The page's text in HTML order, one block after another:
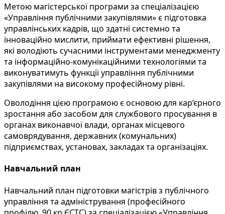
Метою магістерської програми за спеціалізацією
«Управління публічними закупівлями» є підготовка
управлінських кадрів, що здатні системно та
інноваційно мислити, приймати ефективні рішення,
які володіють сучасними інструментами менеджменту
та інформаційно-комунікаційними технологіями та
виконуватимуть функції управління публічними
закупівлями на високому професійному рівні.
Оволодіння цією програмою є основою для кар’єрного
зростання або засобом для службового просування в
органах виконавчої влади, органах місцевого
самоврядування, державних (комунальних)
підприємствах, установах, закладах та організаціях.
Навчальний план
Навчальний план підготовки магістрів з публічного
управління та адміністрування (професійного